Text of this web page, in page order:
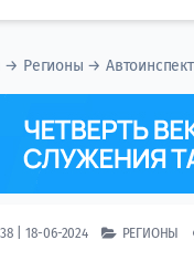
→ Регионы →
| 18-06-2024 РЕГИОНЫ